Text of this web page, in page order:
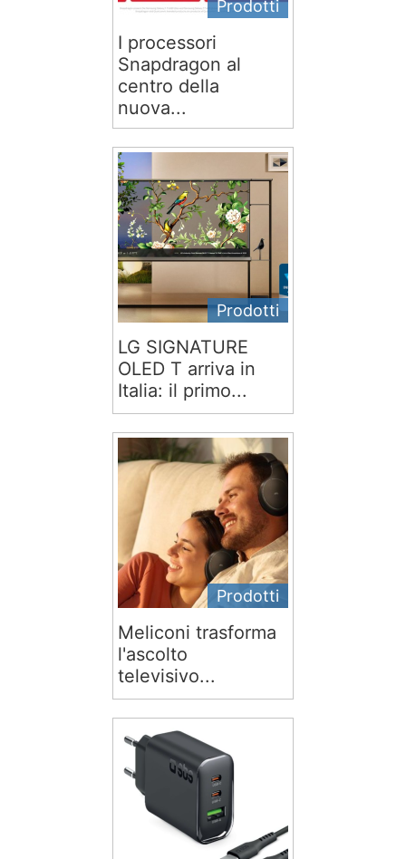
Prodotti
I processori
Snapdragon al
centro della
nuova...
Prodotti
LG SIGNATURE
OLED T arriva in
Italia: il primo...
Prodotti
Meliconi trasforma
l'ascolto
televisivo...